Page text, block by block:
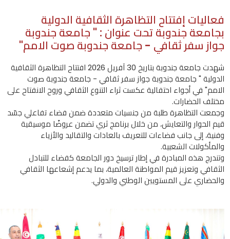
فعاليات إفتتاح التظاهرة الثقافية الدولية
بجامعة جندوبة تحت عنوان : " جامعة جندوبة
جواز سفر ثقافي - جامعة جندوبة صوت الامم"
شهدت جامعة جندوبة بتاريخ 30 آفريل 2026 افتتاح التظاهرة الثقافية
الدولية " جامعة جندوبة جواز سفر ثقافي - جامعة جندوبة صوت
الامم" في أجواء احتفالية عكست ثراء التنوع الثقافي وروح الانفتاح على
مختلف الحضارات.
وجمعت التظاهرة طلبة من جنسيات متعددة ضمن فضاء تفاعلي جسّد
قيم الحوار والتعايش، من خلال برنامج ثري تضمن عروضًا موسيقية
وفنية، إلى جانب فضاءات للتعريف بالعادات والتقاليد والأزياء
والمأكولات الشعبية.
وتندرج هذه المبادرة في إطار ترسيخ دور الجامعة كفضاء للتبادل
الثقافي وتعزيز قيم المواطنة العالمية، بما يدعم إشعاعها الثقافي
والحضاري على المستويين الوطني والدولي.